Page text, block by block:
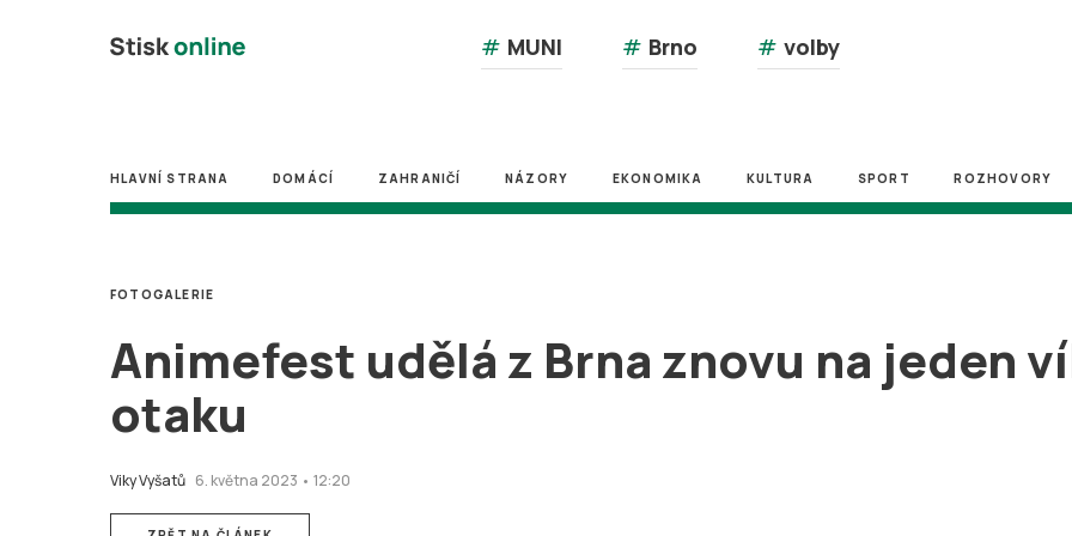
# MUNI # Brno # volby
HLAVNÍ STRANA DOMÁCÍ ZAHRANIČÍ NÁZORY EKONOMIKA KULTURA SPORT ROZHOVORY
Animefest udělá z Brna znovu na jeden
otaku
Viky Vyšatů 6. května 2023 • 12:20
FOTOGALERIE